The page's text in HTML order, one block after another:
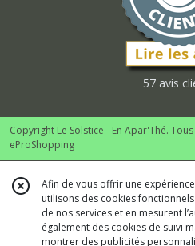
57 avis
Copyright Le Solstice - En Apar'Thé.
eProShopping
Afin de vous offrir une
utilisons des cookies
de nos services et en mesurent
également des cookies de suivi
montrer des publicités